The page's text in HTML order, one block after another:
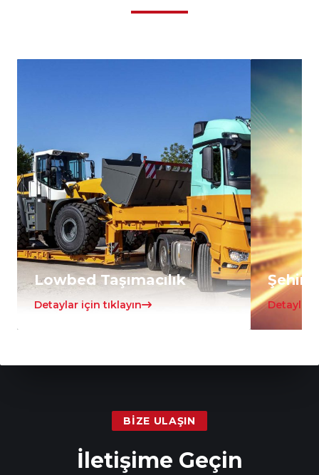
Lowbed Taşımacılık
Detaylar için tıklayın Detaylar
BIZE ULAŞIN
İletişime Geçin